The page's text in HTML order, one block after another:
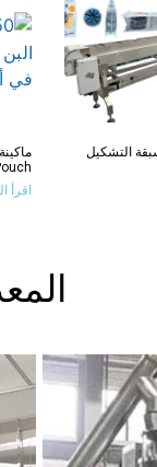
التشكيل
اقرأ